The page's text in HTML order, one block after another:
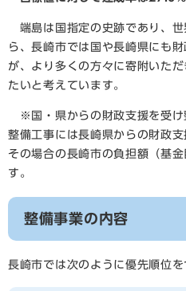
端島は国指定の史跡であり、
ら、長崎市では国や長崎県にも
が、より多くの方々に寄附いた
たいと考えています。
※国・県からの財政支援を受け
整備工事には長崎県からの財政
その場合の長崎市の負担額（基
す。
整備事業の内容
長崎市では次のように優先順位